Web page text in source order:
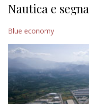
CULTURA
NAUTICA
EDITORIALI
Nautica e
Blue economy